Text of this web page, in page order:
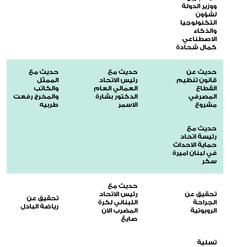
ووزير الدولة
لشؤون
التكنولوجيا
والذكاء
الاصطناعي
كمال شحادة
حديث عن
قانون تنظيم
القطاع
المصرفي
مشروع
حديث مع
رئيس الاتحاد
العمالي العام
الدكتور بشارة
الاسمر
حديث مع
الممثل
والكاتب
والمخرج رفعت
طربيه
حديث مع
رئيسة اتحاد
حماية الاحداث
في لبنان اميرة
سكر
تحقيق عن
الجراحة
الروبوتية
حديث مع
رئيس الاتحاد
اللبناني لكرة
المضرب الان
صايغ
تحقيق عن
رياضة البادل
تسلية